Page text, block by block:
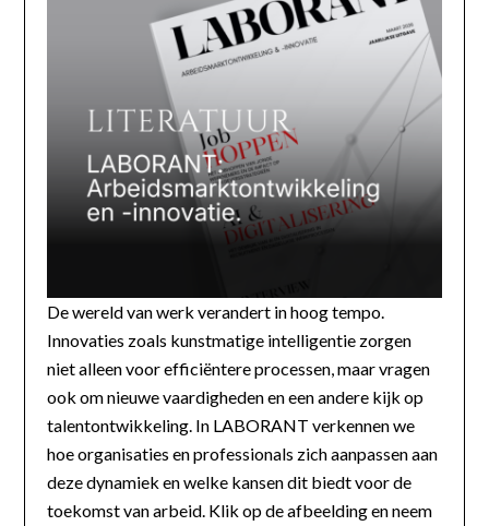
De wereld van werk verandert in hoog tempo.
Innovaties zoals kunstmatige intelligentie zorgen
niet alleen voor efficiëntere processen, maar vragen
ook om nieuwe vaardigheden en een andere kijk op
talentontwikkeling. In LABORANT verkennen we
hoe organisaties en professionals zich aanpassen aan
deze dynamiek en welke kansen dit biedt voor de
toekomst van arbeid. Klik op de afbeelding en neem